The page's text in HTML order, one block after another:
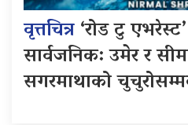
वृत्तचित्र‘रोड टु
सार्वजनिक: उमेर र
सगरमाथाको